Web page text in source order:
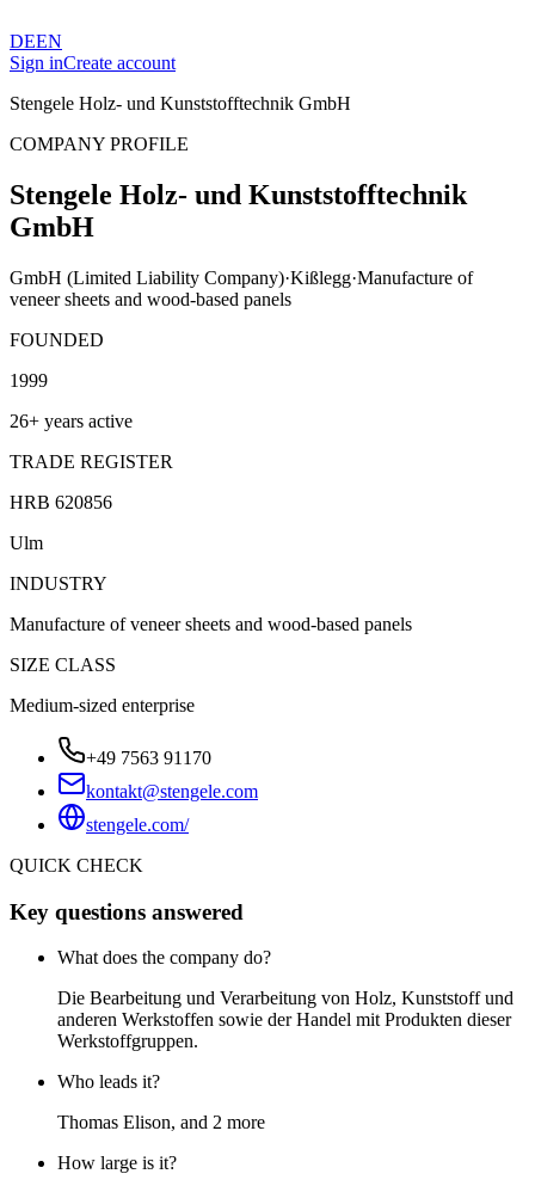
DEEN
Sign inCreate account
Stengele Holz- und Kunststofftechnik GmbH
COMPANY PROFILE
Stengele Holz- und Kunststofftechnik
GmbH
GmbH (Limited Liability Company)·Kißlegg·Manufacture of
veneer sheets and wood-based panels
FOUNDED
1999
26+ years active
TRADE REGISTER
HRB 620856
Ulm
INDUSTRY
Manufacture of veneer sheets and wood-based panels
SIZE CLASS
Medium-sized enterprise
+49 7563 91170
kontakt@stengele.com
stengele.com/
QUICK CHECK
Key questions answered
What does the company do?
Die Bearbeitung und Verarbeitung von Holz, Kunststoff und
anderen Werkstoffen sowie der Handel mit Produkten dieser
Werkstoffgruppen.
Who leads it?
Thomas Elison, and 2 more
How large is it?